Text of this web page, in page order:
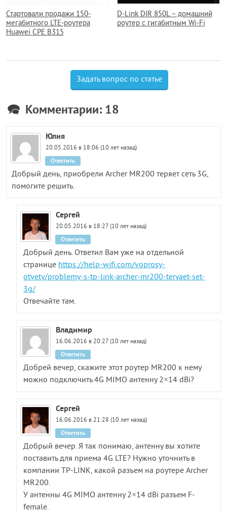
Стартовали продажи 150-
мегабитного LTE-роутера
Huawei CPE B315
D-Link DIR 850L – домашний
роутер с гигабитным Wi-Fi
Задать вопрос по статье
Комментарии: 18
Юлия
20.05.2016 в 18:06 (10 лет назад)
Добрый день, приобрели Archer MR200 теряет сеть 3G,
помогите решить.
Ответить
Сергей
20.05.2016 в 18:27 (10 лет назад)
Добрый день. Ответил Вам уже на отдельной
страницеhttps://help-wifi.com/voprosy-
otvety/problemy-s-tp-link-archer-mr200-teryaet-set-
3g/
Отвечайте там.
Ответить
Владимир
16.06.2016 в 20:27 (10 лет назад)
Добрей вечер, скажите этот роутер MR200 к нему
можно подключить 4G MIMO антенну 2×14 dBi?
Ответить
Сергей
16.06.2016 в 21:28 (10 лет назад)
Добрый вечер. Я так понимаю, антенну вы хотите
поставить для приема 4G LTE? Нужно уточнить в
компании TP-LINK, какой разъем на роутере Archer
MR200.
У антенны 4G MIMO антенну 2×14 dBi разъем F-
female.
Ответить